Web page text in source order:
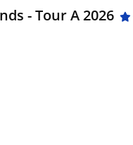
- Tour A 2026